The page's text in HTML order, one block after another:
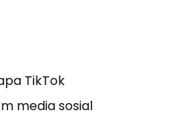
TikTok
media sosial